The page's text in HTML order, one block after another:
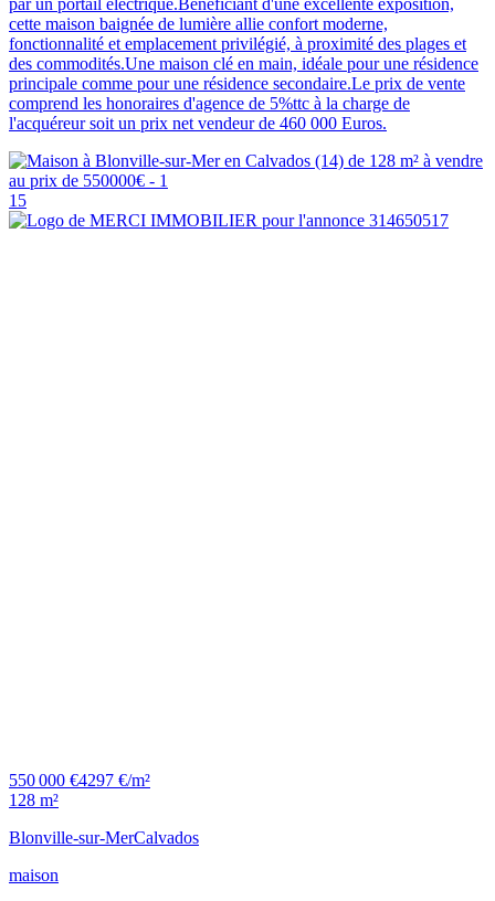
par un portail électrique.Bénéficiant d'une excellente exposition,
cette maison baignée de lumière allie confort moderne,
fonctionnalité et emplacement privilégié, à proximité des plages et
des commodités.Une maison clé en main, idéale pour une résidence
principale comme pour une résidence secondaire.Le prix de vente
comprend les honoraires d'agence de 5%ttc à la charge de
l'acquéreur soit un prix net vendeur de 460 000 Euros.
15
550 000 €4297 €/m²
128 m²
Blonville-sur-MerCalvados
maison